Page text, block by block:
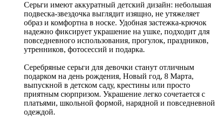
Серьги имеют аккуратный детский дизайн: небольшая
подвеска-звездочка выглядит изящно, не утяжеляет
образ и комфортна в носке. Удобная застежка-крючок
надежно фиксирует украшение на ушке, подходит для
повседневного использования, прогулок, праздников,
утренников, фотосессий и подарка.
Серебряные серьги для девочки станут отличным
подарком на день рождения, Новый год, 8 Марта,
выпускной в детском саду, крестины или просто
приятным сюрпризом. Украшение легко сочетается с
платьями, школьной формой, нарядной и повседневной
одеждой.